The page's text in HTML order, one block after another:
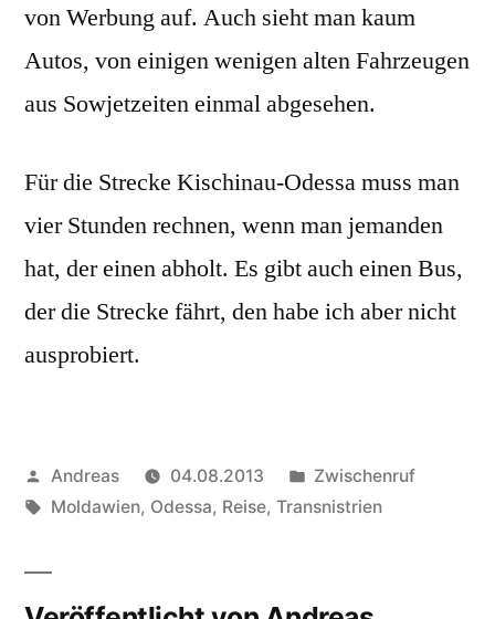
von Werbung auf. Auch sieht man kaum
Autos, von einigen wenigen alten Fahrzeugen
aus Sowjetzeiten einmal abgesehen.
Für die Strecke Kischinau-Odessa muss man
vier Stunden rechnen, wenn man jemanden
hat, der einen abholt. Es gibt auch einen Bus,
der die Strecke fährt, den habe ich aber nicht
ausprobiert.
Veröffentlicht
von
Andreas 04.08.2013
Veröffentlicht
in
Zwischenruf
Schlagwörter:
Moldawien, Odessa, Reise, Transnistrien